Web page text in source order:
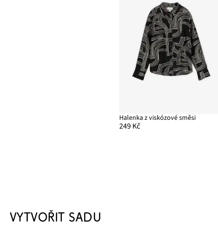
Halenka z viskózové směsi
249 Kč
VYTVOŘIT SADU